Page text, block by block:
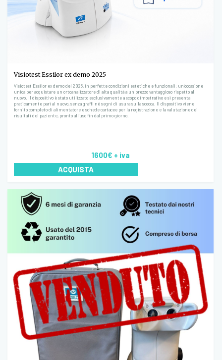
Visiotest Essilor ex demo 2025
Visiotest Essilor ex demo del 2025, in perfette condizioni estetiche e funzionali: un'occasione
unica per acquistare un ortoanalizzatore di alta qualità a un prezzo vantaggioso rispetto al
nuovo. Il dispositivo è stato utilizzato esclusivamente a scopo dimostrativo e si presenta
praticamente pari al nuovo, senza graffi né segni di usura sulla scocca. Il dispositivo viene
fornito completo di alimentatore e schede cartacee per la registrazione e la valutazione dei
risultati del paziente, pronto all'uso fin dal primo giorno.
1600€ + iva
ACQUISTA